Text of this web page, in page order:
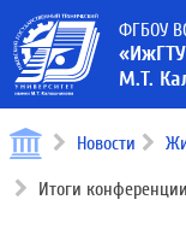
ФГБОУ
М.Т.
Новости
Итоги